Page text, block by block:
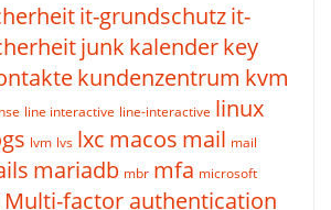
it-grundschutzit-
junk kalenderkey
kundenzentrum kvm
line interactive line-interactive linux
lvm lvs lxc macos mail mail
mariadb mbr mfa microsoft
Multi-factor authentication